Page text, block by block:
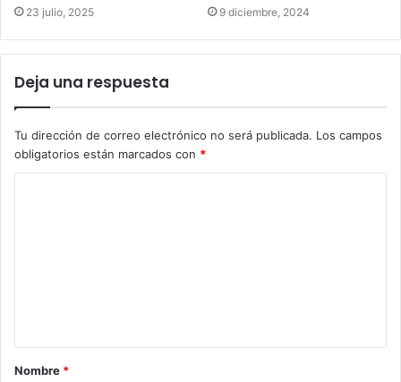
23 julio, 2025 9 diciembre, 2024
Deja una respuesta
Tu dirección de correo electrónico no será publicada. Los campos
obligatorios están marcados con *
a
r
Nombre *